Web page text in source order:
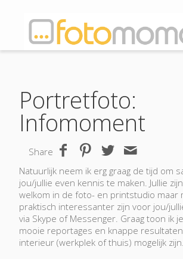
Portretfoto:
Infomoment
Share
Natuurlijk neem ik erg graag de tijd om
jou/jullie even kennis te maken. Jullie
welkom in de foto- en printstudio maar
praktisch interessanter zijn voor jou/
via Skype of Messenger. Graag toon ik
mooie reportages en knappe
interieur (werkplek of thuis) mogelijk zijn.